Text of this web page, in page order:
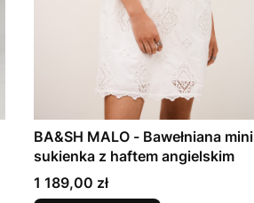
BA&SH MALO - Bawełniana mini
sukienka z haftem angielskim
Cena
1 189,00 zł